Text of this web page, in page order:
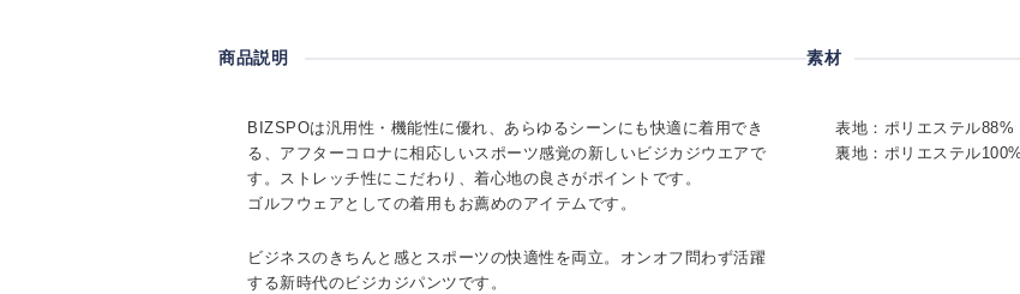
商品説明
BIZSPOは汎用性・機能性に優れ、あらゆるシーンにも快適に着用でき
る、アフターコロナに相応しいスポーツ感覚の新しいビジカジウエアで
す。ストレッチ性にこだわり、着心地の良さがポイントです。
ゴルフウェアとしての着用もお薦めのアイテムです。
ビジネスのきちんと感とスポーツの快適性を両立。オンオフ問わず活躍
する新時代のビジカジパンツです。
素材
表地：ポリエステル88%
裏地：ポリエステル100%